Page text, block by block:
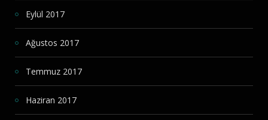
Eylül 2017
Ağustos 2017
Temmuz 2017
Haziran 2017